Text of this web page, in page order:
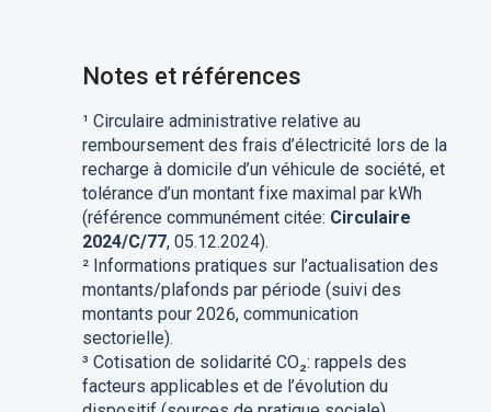
Notes et références
¹ Circulaire administrative relative au
remboursement des frais d’électricité lors de la
recharge à domicile d’un véhicule de société, et
tolérance d’un montant fixe maximal par kWh
(référence communément citée: Circulaire
2024/C/77, 05.12.2024).
² Informations pratiques sur l’actualisation des
montants/plafonds par période (suivi des
montants pour 2026, communication
sectorielle).
³ Cotisation de solidarité CO₂: rappels des
facteurs applicables et de l’évolution du